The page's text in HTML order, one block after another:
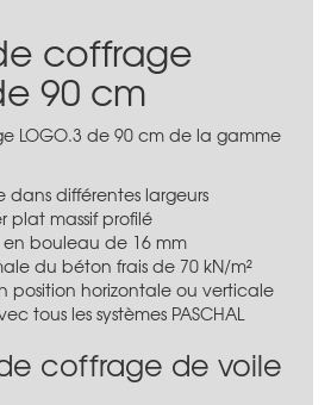
coffrage
90 cm
LOGO.3 de 90 cm de la gamme
dans différentes largeurs
plat massif profilé
bouleau de 16 mm
du béton frais de 70 kN/m²
position horizontale ou verticale
tous les systèmes PASCHAL
coffrage de voile